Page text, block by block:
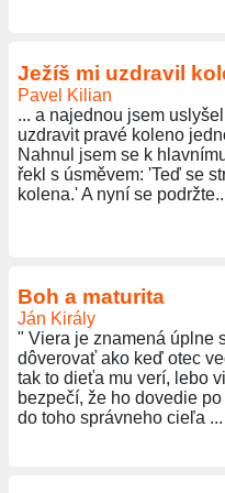
Ježíš mi uzdravil
Pavel Kilian
... a najednou jsem
uzdravit pravé koleno
Nahnul jsem se k
řekl s úsměvem: 'Teď se
kolena.' A nyní se
Boh a maturita
Ján Király
" Viera je znamená úplne
dôverovať ako keď otec
tak to dieťa mu verí, lebo
bezpečí, že ho dovedie
do toho správneho cieľa ...